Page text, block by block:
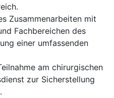
Zusammenarbeiten mit
Fachbereichen des
einer umfassenden
am chirurgischen
zur Sicherstellung